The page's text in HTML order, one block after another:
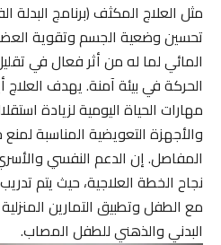
مثل العلاج المكثف (برنامج البدلة
تحسين وضعية الجسم وتقوية
المائي لما له من أثر فعال في
الحركة في بيئة آمنة. يهدف العلاج
مهارات الحياة اليومية لزيادة
والأجهزة التعويضية المناسبة
المفاصل. إن الدعم النفسي
نجاح الخطة العلاجية، حيث يتم تدريب
مع الطفل وتطبيق التمارين المنزلية
البدني والذهني للطفل المصاب.